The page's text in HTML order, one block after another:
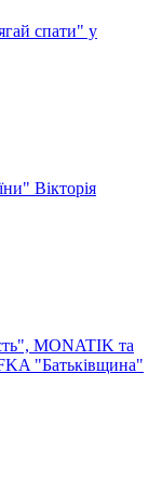
спати" у
Вікторія
MONATIK та
"Батьківщина"